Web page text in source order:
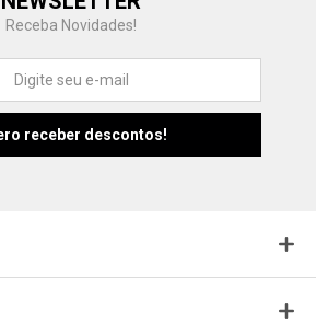
Receba Novidades!